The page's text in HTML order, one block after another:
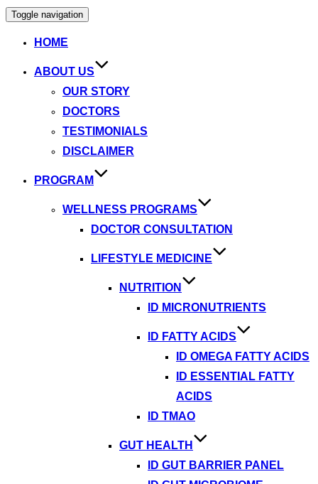
Toggle navigation
HOME
ABOUT US
OUR STORY
DOCTORS
TESTIMONIALS
DISCLAIMER
PROGRAM
WELLNESS PROGRAMS
DOCTOR CONSULTATION
LIFESTYLE MEDICINE
NUTRITION
ID MICRONUTRIENTS
ID FATTY ACIDS
ID OMEGA FATTY ACIDS
ID ESSENTIAL FATTY
ACIDS
ID TMAO
GUT HEALTH
ID GUT BARRIER PANEL